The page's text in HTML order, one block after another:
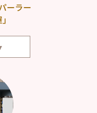
ーラー
「銀座千疋屋」です。今もな
スイーツといった、オリジナ